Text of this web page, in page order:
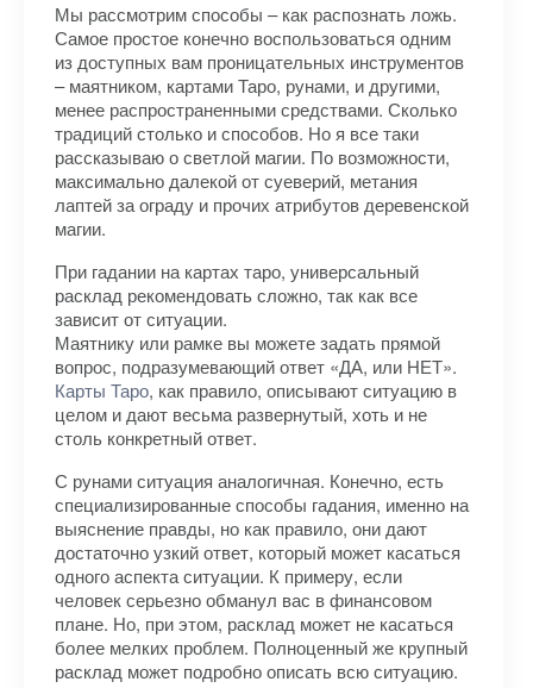
Мы рассмотрим способы – как распознать ложь.
Самое простое конечно воспользоваться одним
из доступных вам проницательных инструментов
– маятником, картами Таро, рунами, и другими,
менее распространенными средствами. Сколько
традиций столько и способов. Но я все таки
рассказываю о светлой магии. По возможности,
максимально далекой от суеверий, метания
лаптей за ограду и прочих атрибутов деревенской
магии.
При гадании на картах таро, универсальный
расклад рекомендовать сложно, так как все
зависит от ситуации.
Маятнику или рамке вы можете задать прямой
вопрос, подразумевающий ответ «ДА, или НЕТ».
Карты Таро, как правило, описывают ситуацию в
целом и дают весьма развернутый, хоть и не
столь конкретный ответ.
С рунами ситуация аналогичная. Конечно, есть
специализированные способы гадания, именно на
выяснение правды, но как правило, они дают
достаточно узкий ответ, который может касаться
одного аспекта ситуации. К примеру, если
человек серьезно обманул вас в финансовом
плане. Но, при этом, расклад может не касаться
более мелких проблем. Полноценный же крупный
расклад может подробно описать всю ситуацию.